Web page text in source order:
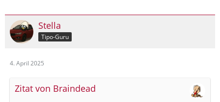
Stella
Tipo-Guru
4. April 2025
Zitat von Braindead